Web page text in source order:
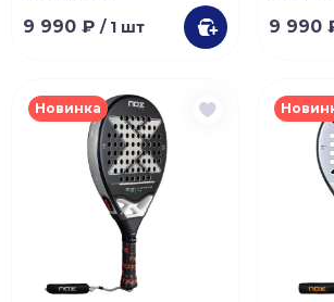
9 990 ₽ / 1 шт 9 990
Новинка